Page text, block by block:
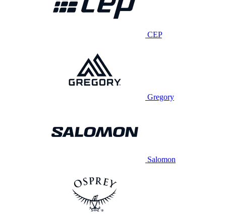
CEP
Gregory
Salomon